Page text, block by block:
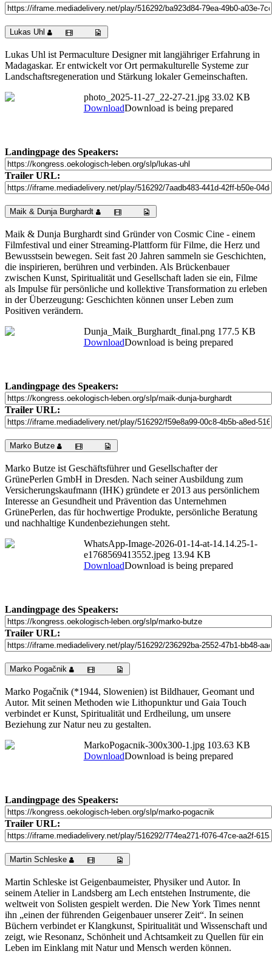
Lukas Uhl
Lukas Uhl ist Permaculture Designer mit langjähriger Erfahrung in
Madagaskar. Er entwickelt vor Ort permakulturelle Systeme zur
Landschaftsregeneration und Stärkung lokaler Gemeinschaften.
photo_2025-11-27_22-27-21.jpg 33.02 KB
DownloadDownload is being prepared
Landingpage des Speakers:
Trailer URL:
Maik & Dunja Burghardt
Maik & Dunja Burghardt sind Gründer von Cosmic Cine - einem
Filmfestival und einer Streaming-Plattform für Filme, die Herz und
Bewusstsein bewegen. Seit fast 20 Jahren sammeln sie Geschichten,
die inspirieren, berühren und verbinden. Als Brückenbauer
zwischen Kunst, Spiritualität und Gesellschaft laden sie ein, Filme
als Impulse für persönliche und kollektive Transformation zu erleben
in der Überzeugung: Geschichten können unser Leben zum
Positiven verändern.
Dunja_Maik_Burghardt_final.png 177.5 KB
DownloadDownload is being prepared
Landingpage des Speakers:
Trailer URL:
Marko Butze
Marko Butze ist Geschäftsführer und Gesellschafter der
GrünePerlen GmbH in Dresden. Nach seiner Ausbildung zum
Versicherungskaufmann (IHK) gründete er 2013 aus persönlichem
Interesse an Gesundheit und Prävention das Unternehmen
GrünePerlen, das für hochwertige Produkte, persönliche Beratung
und nachhaltige Kundenbeziehungen steht.
WhatsApp-Image-2026-01-14-at-14.14.25-1-
e1768569413552.jpeg 13.94 KB
DownloadDownload is being prepared
Landingpage des Speakers:
Trailer URL:
Marko Pogačnik
Marko Pogačnik (*1944, Slowenien) ist Bildhauer, Geomant und
Autor. Mit seinen Methoden wie Lithopunktur und Gaia Touch
verbindet er Kunst, Spiritualität und Erdheilung, um unsere
Beziehung zur Natur neu zu gestalten.
MarkoPogacnik-300x300-1.jpg 103.63 KB
DownloadDownload is being prepared
Landingpage des Speakers:
Trailer URL:
Martin Schleske
Martin Schleske ist Geigenbaumeister, Physiker und Autor. In
seinem Atelier in Landsberg am Lech entstehen Instrumente, die
weltweit von Solisten gespielt werden. Die New York Times nennt
ihn „einen der führenden Geigenbauer unserer Zeit“. In seinen
Büchern verbindet er Klangkunst, Spiritualität und Wissenschaft und
zeigt, wie Resonanz, Schönheit und Achtsamkeit zu Quellen für ein
Leben im Einklang mit Natur und Mensch werden können.